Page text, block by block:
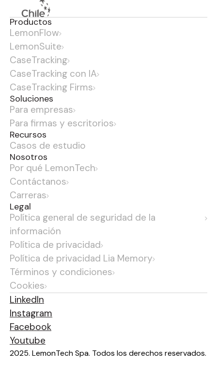
Productos
LemonFlow
LemonSuite
CaseTracking
CaseTracking con IA
CaseTracking Firms
Soluciones
Para empresas
Para firmas y escritorios
Recursos
Casos de estudio
Nosotros
Por qué LemonTech
Contáctanos
Carreras
Legal
Política general de seguridad de la
información
Política de privacidad
Política de privacidad Lia Memory
Términos y condiciones
Cookies
2025. LemonTech Spa. Todos los derechos reservados.
LinkedIn
Instagram
Facebook
Youtube